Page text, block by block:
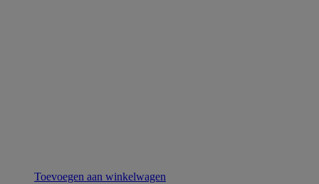
Toevoegen aan winkelwagen